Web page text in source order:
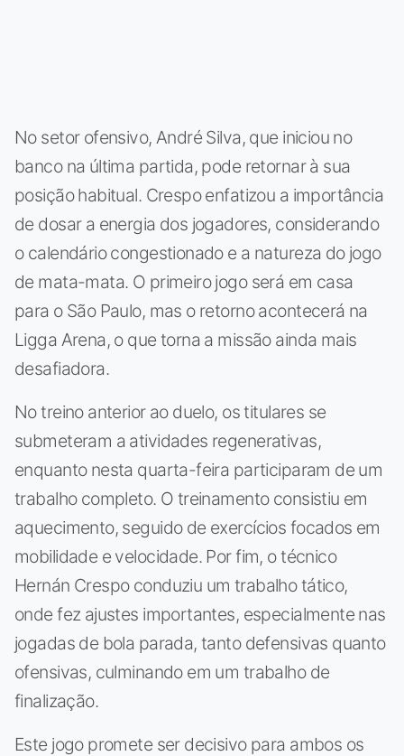
No setor ofensivo, André Silva, que iniciou no
banco na última partida, pode retornar à sua
posição habitual. Crespo enfatizou a importância
de dosar a energia dos jogadores, considerando
o calendário congestionado e a natureza do jogo
de mata-mata. O primeiro jogo será em casa
para o São Paulo, mas o retorno acontecerá na
Ligga Arena, o que torna a missão ainda mais
desafiadora.
No treino anterior ao duelo, os titulares se
submeteram a atividades regenerativas,
enquanto nesta quarta-feira participaram de um
trabalho completo. O treinamento consistiu em
aquecimento, seguido de exercícios focados em
mobilidade e velocidade. Por fim, o técnico
Hernán Crespo conduziu um trabalho tático,
onde fez ajustes importantes, especialmente nas
jogadas de bola parada, tanto defensivas quanto
ofensivas, culminando em um trabalho de
finalização.
Este jogo promete ser decisivo para ambos os